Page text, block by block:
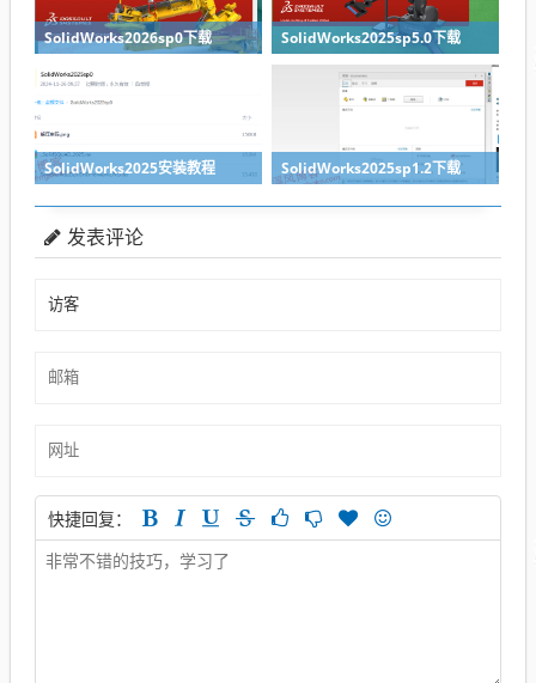
SolidWorks2026sp0下载 SolidWorks2025sp5.0下载
SolidWorks2025安装教程 SolidWorks2025sp1.2下载
发表评论
快捷回复：